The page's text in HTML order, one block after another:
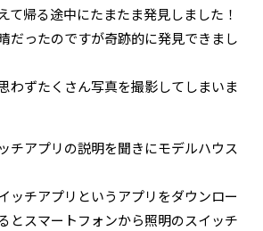
て帰る途中にたまたま発見しました！
だったのですが奇跡的に発見できまし
わずたくさん写真を撮影してしまいま
チアプリの説明を聞きにモデルハウス
ッチアプリというアプリをダウンロー
とスマートフォンから照明のスイッチ